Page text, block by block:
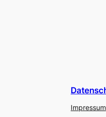
Impressum